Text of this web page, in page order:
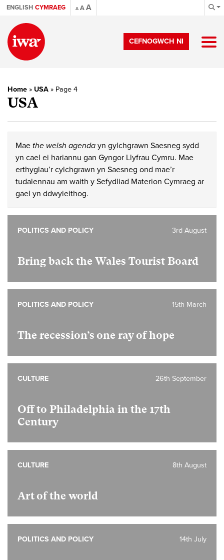
ENGLISH CYMRAEG A AA
CEFNOGWCH NI
Home » USA » Page 4
USA
Mae the welsh agenda yn gylchgrawn Saesneg sydd
yn cael ei hariannu gan Gyngor Llyfrau Cymru. Mae
erthyglau’r cylchgrawn yn Saesneg ond mae’r
tudalennau am waith y Sefydliad Materion Cymraeg ar
gael yn ddwyieithog.
Bring back the Wales Tourist Board
3rd August
POLITICS AND POLICY
The recession’s one ray of hope
15th March
POLITICS AND POLICY
Off to Philadelphia in the 17th
Century
26th September
CULTURE
Art of the world
8th August
CULTURE
14th July
POLITICS AND POLICY